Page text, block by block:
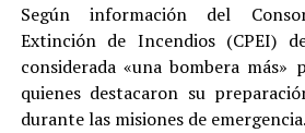
Según información del
Extinción de Incendios (CPEI)
considerada «una bombera más»
quienes destacaron su
durante las misiones de emergencia.